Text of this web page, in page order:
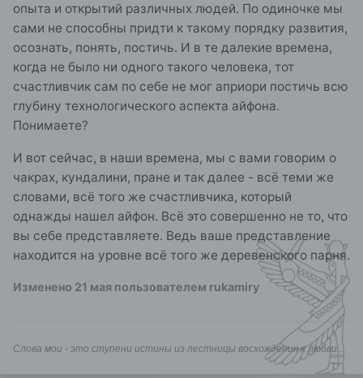
опыта и открытий различных людей. По одиночке мы
сами не способны придти к такому порядку развития,
осознать, понять, постичь. И в те далекие времена,
когда не было ни одного такого человека, тот
счастливчик сам по себе не мог априори постичь всю
глубину технологического аспекта айфона.
Понимаете?
И вот сейчас, в наши времена, мы с вами говорим о
чакрах, кундалини, пране и так далее - всё теми же
словами, всё того же счастливчика, который
однажды нашел айфон. Всё это совершенно не то, что
вы себе представляете. Ведь ваше представление
находится на уровне всё того же деревенского парня.
Изменено 21 мая пользователем rukamiry
Слова мои - это ступени истины из лестницы восхождения к любви...